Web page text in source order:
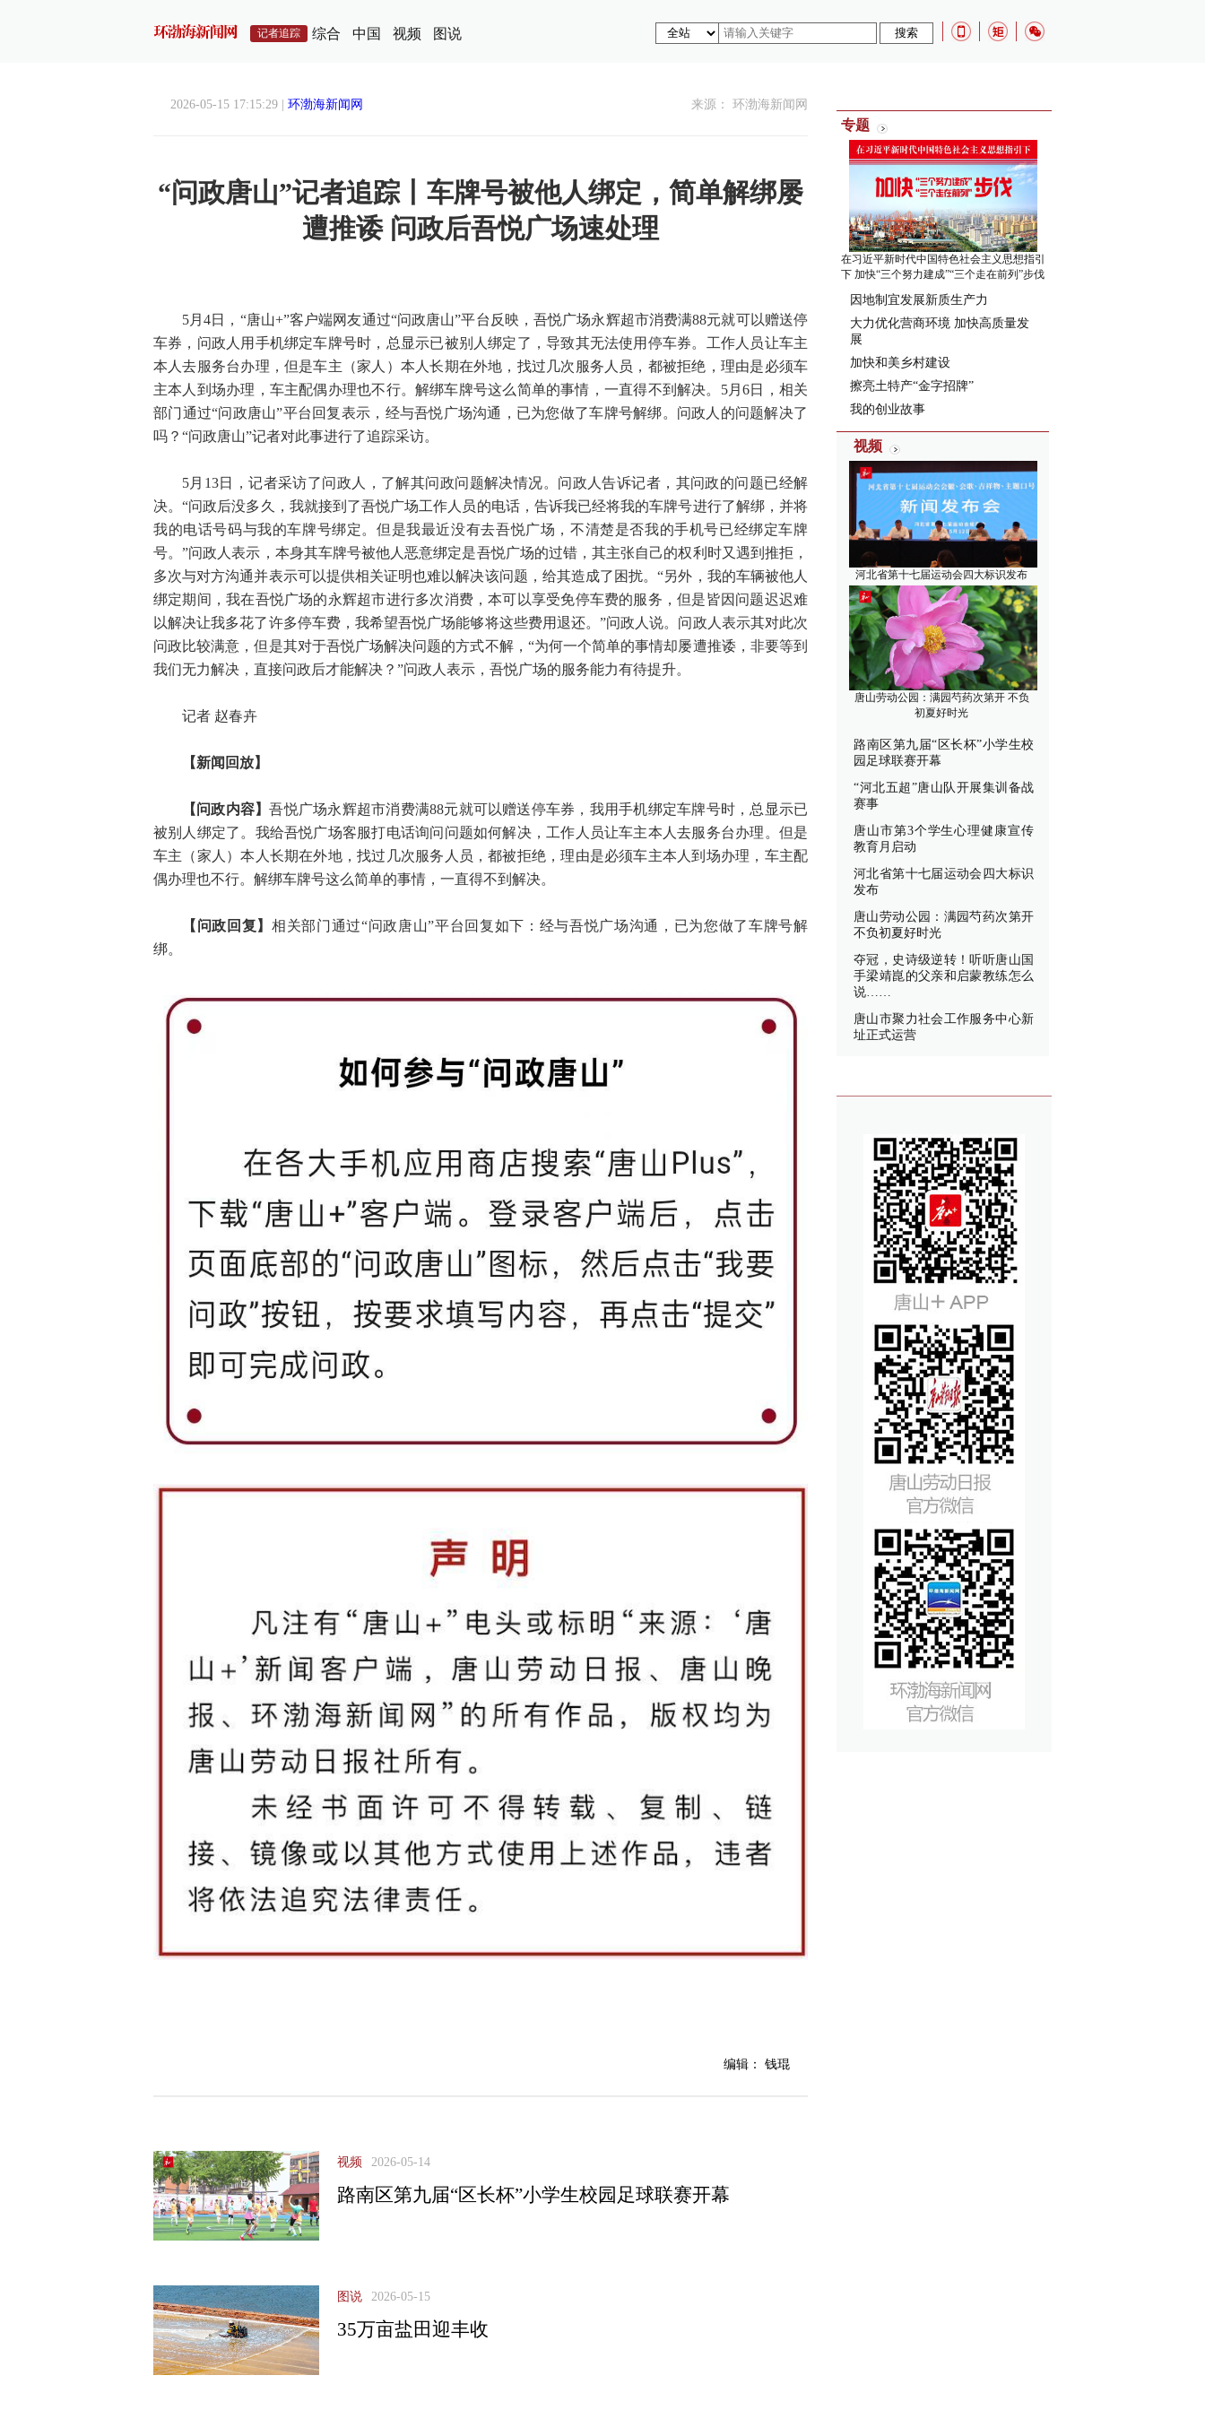
记者追踪 综合 中国 视频 图说
2026-05-15 17:15:29 | 环渤海新闻网 来源： 环渤海新闻网
“问政唐山”记者追踪丨车牌号被他人绑定，简单解绑屡
遭推诿 问政后吾悦广场速处理
5月4日，“唐山+”客户端网友通过“问政唐山”平台反映，吾悦广场永辉超市消费满88元就可以赠送停
车券，问政人用手机绑定车牌号时，总显示已被别人绑定了，导致其无法使用停车券。工作人员让车主
本人去服务台办理，但是车主（家人）本人长期在外地，找过几次服务人员，都被拒绝，理由是必须车
主本人到场办理，车主配偶办理也不行。解绑车牌号这么简单的事情，一直得不到解决。5月6日，相关
部门通过“问政唐山”平台回复表示，经与吾悦广场沟通，已为您做了车牌号解绑。问政人的问题解决了
吗？“问政唐山”记者对此事进行了追踪采访。
5月13日，记者采访了问政人，了解其问政问题解决情况。问政人告诉记者，其问政的问题已经解
决。“问政后没多久，我就接到了吾悦广场工作人员的电话，告诉我已经将我的车牌号进行了解绑，并将
我的电话号码与我的车牌号绑定。但是我最近没有去吾悦广场，不清楚是否我的手机号已经绑定车牌
号。”问政人表示，本身其车牌号被他人恶意绑定是吾悦广场的过错，其主张自己的权利时又遇到推拒，
多次与对方沟通并表示可以提供相关证明也难以解决该问题，给其造成了困扰。“另外，我的车辆被他人
绑定期间，我在吾悦广场的永辉超市进行多次消费，本可以享受免停车费的服务，但是皆因问题迟迟难
以解决让我多花了许多停车费，我希望吾悦广场能够将这些费用退还。”问政人说。问政人表示其对此次
问政比较满意，但是其对于吾悦广场解决问题的方式不解，“为何一个简单的事情却屡遭推诿，非要等到
我们无力解决，直接问政后才能解决？”问政人表示，吾悦广场的服务能力有待提升。
记者 赵春卉
【新闻回放】
【问政内容】吾悦广场永辉超市消费满88元就可以赠送停车券，我用手机绑定车牌号时，总显示已
被别人绑定了。我给吾悦广场客服打电话询问问题如何解决，工作人员让车主本人去服务台办理。但是
车主（家人）本人长期在外地，找过几次服务人员，都被拒绝，理由是必须车主本人到场办理， 车主配
偶办理也不行。 解绑车牌号这么简单的事情，一直得不到解决。
【问政回复】 相关部门通过“问政唐山”平台回复如下：经与吾悦广场沟通，已为您做了车牌号解
绑。
编辑： 钱琨
视频 2026-05-14
路南区第九届“区长杯”小学生校园足球联赛开幕
图说 2026-05-15
35万亩盐田迎丰收
专题
在习近平新时代中国特色社会主义思想指引
下 加快“三个努力建成”“三个走在前列”步伐
因地制宜发展新质生产力
大力优化营商环境 加快高质量发
展
加快和美乡村建设
擦亮土特产“金字招牌”
我的创业故事
视频
河北省第十七届运动会四大标识发布
唐山劳动公园：满园芍药次第开 不负
初夏好时光
路南区第九届“区长杯”小学生校
园足球联赛开幕
“河北五超”唐山队开展集训备战
赛事
唐山市第3个学生心理健康宣传
教育月启动
河北省第十七届运动会四大标识
发布
唐山劳动公园：满园芍药次第开
不负初夏好时光
夺冠，史诗级逆转！听听唐山国
手梁靖崑的父亲和启蒙教练怎么
说……
唐山市聚力社会工作服务中心新
址正式运营